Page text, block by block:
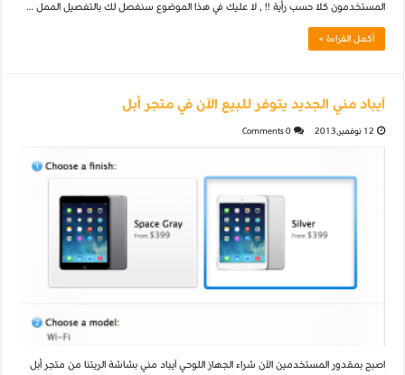
المستخدمون كلا حسب رأية !! , لا عليك في هذا الموضوع سنفصل لك بالتفصيل الممل …
أكمل القراءة »
آيباد مني الجديد يتوفر للبيع الآن في متجر أبل
12 نوفمبر,2013 0 Comments
اصبح بمقدور المستخدمين الآن شراء الجهاز اللوحي آيباد مني بشاشة الريتنا من متجر أبل